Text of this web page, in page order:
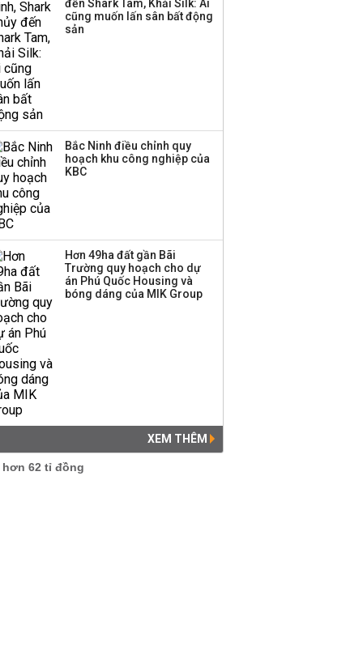
Thị trường thường
đến Shark Tam, Khải Silk: Ai
cũng muốn lấn sân bất động
sản
Bắc Ninh điều chỉnh quy
hoạch khu công nghiệp của
KBC
Hơn 49ha đất gần Bãi
Trường quy hoạch cho dự
án Phú Quốc Housing và
bóng dáng của MIK Group
XEM THÊM